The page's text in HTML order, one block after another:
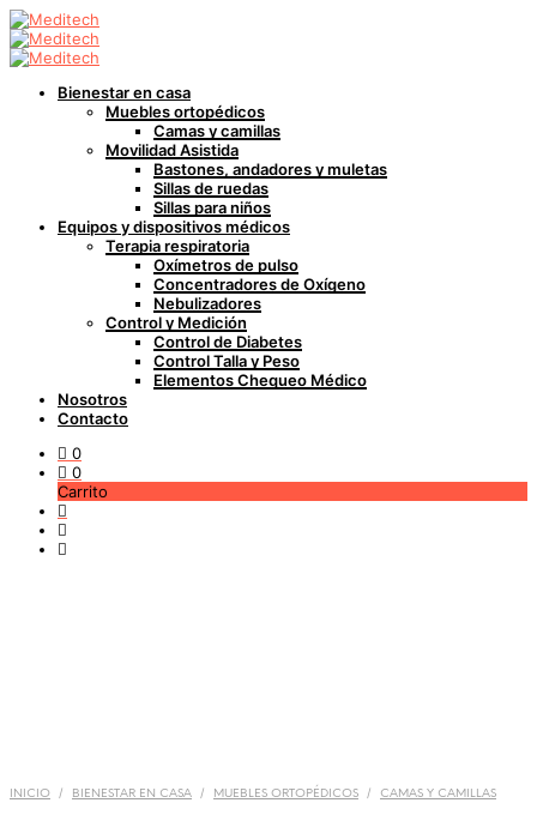
Bienestar en casa
Muebles ortopédicos
Camas y camillas
Movilidad Asistida
Bastones, andadores y muletas
Sillas de ruedas
Sillas para niños
Equipos y dispositivos médicos
Terapia respiratoria
Oxímetros de pulso
Concentradores de Oxígeno
Nebulizadores
Control y Medición
Control de Diabetes
Control Talla y Peso
Elementos Chequeo Médico
Nosotros
Contacto
0
0
Carrito
INICIO / BIENESTAR EN CASA / MUEBLES ORTOPÉDICOS / CAMAS Y CAMILLAS